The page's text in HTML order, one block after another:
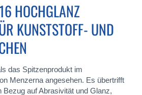
HOCHGLANZ
KUNSTSTOFF- UND
das Spitzenprodukt im
Menzerna angesehen. Es übertrifft
Bezug auf Abrasivität und Glanz,